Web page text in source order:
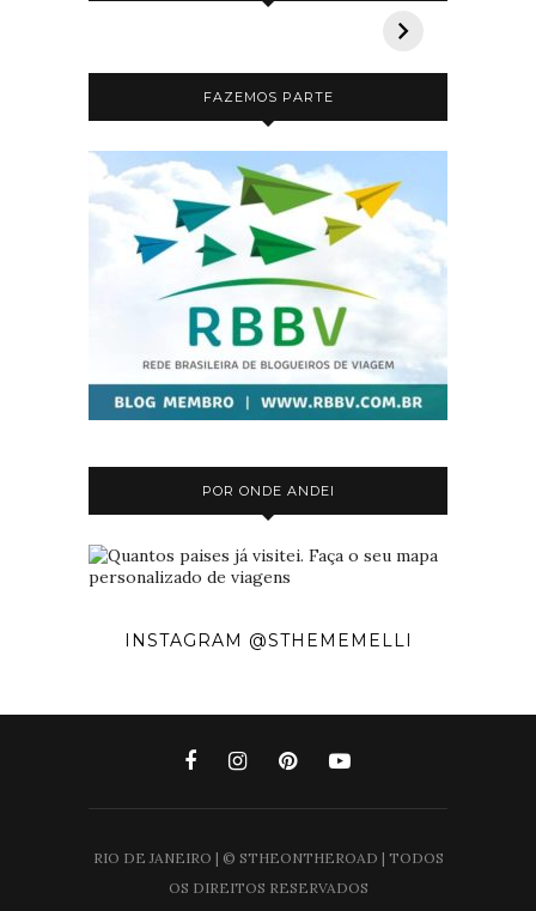
Bahia
FAZEMOS PARTE
POR ONDE ANDEI
INSTAGRAM @STHEMEMELLI
RIO DE JANEIRO | © STHEONTHEROAD | TODOS
OS DIREITOS RESERVADOS